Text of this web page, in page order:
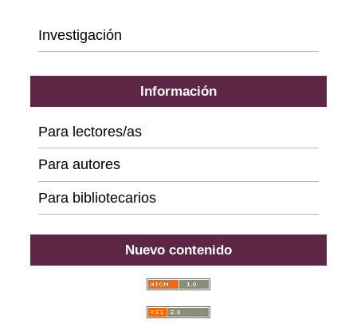
Investigación
Información
Para lectores/as
Para autores
Para bibliotecarios
Nuevo contenido